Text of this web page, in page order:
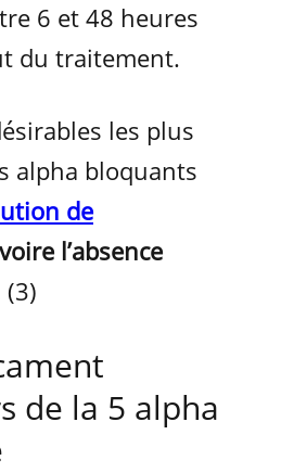
6 et 48 heures
du traitement.
les plus
alpha bloquants
de
l’absence
(3)
de la 5 alpha